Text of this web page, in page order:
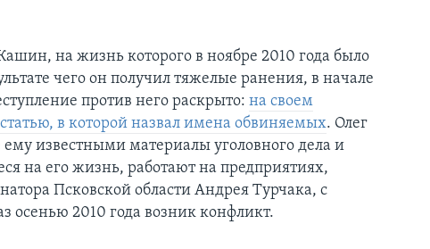
на жизнь которого в ноябре 2010 года было
чего он получил тяжелые ранения, в начале
против него раскрыто:на своем
в которой назвал имена обвиняемых. Олег
известными материалы уголовного дела и
на его жизнь, работают на предприятиях,
Псковской области Андрея Турчака, с
осенью 2010 года возник конфликт.